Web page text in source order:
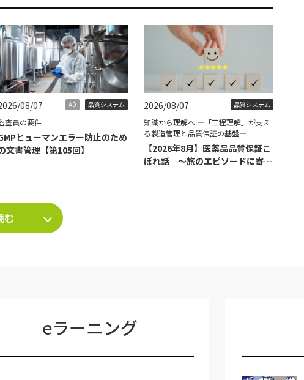
08/07 AD 品質システム
査員の要件
ヒューマンエラー防止のため
文書管理【第105回】
2026/08/07 品質システム
知識から理解へ ―「工程理解」が支え
る製造管理と品質保証の基盤―
【2026年8月】医薬品品質保証こ
ぼれ話 ～旅のエピソードに寄せ
む
eラーニング